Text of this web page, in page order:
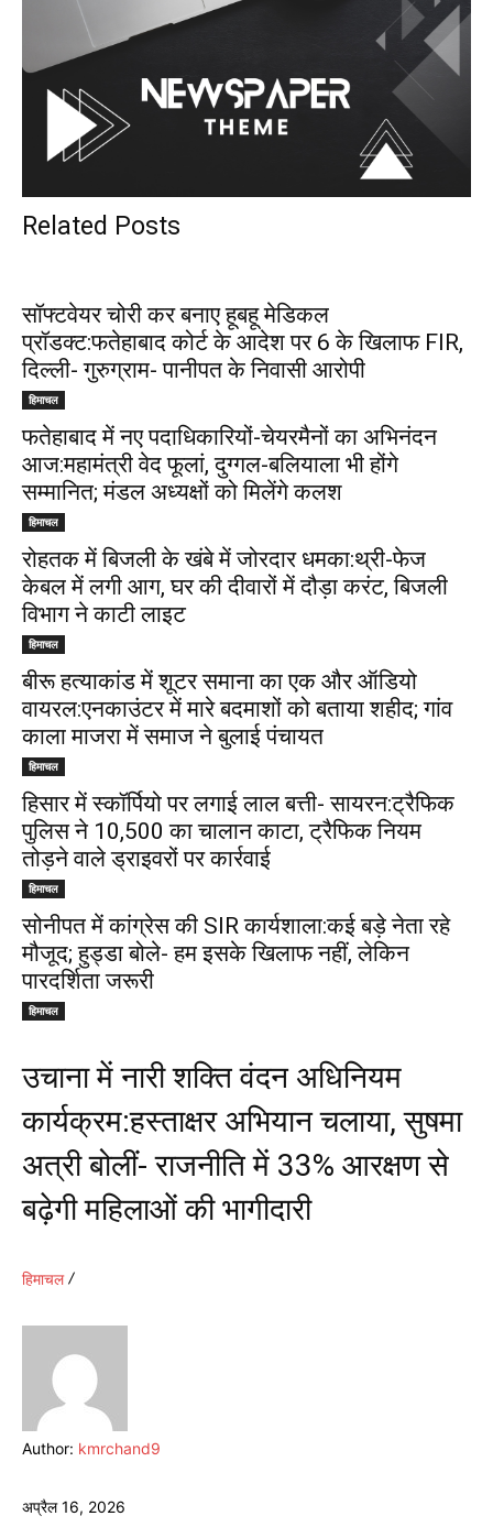
Related Posts
सॉफ्टवेयर चोरी कर बनाए हूबहू मेडिकल
प्रॉडक्ट:फतेहाबाद कोर्ट के आदेश पर 6 के खिलाफ FIR,
दिल्ली- गुरुग्राम- पानीपत के निवासी आरोपी
हिमाचल
फतेहाबाद में नए पदाधिकारियों-चेयरमैनों का अभिनंदन
आज:महामंत्री वेद फूलां, दुग्गल-बलियाला भी होंगे
सम्मानित; मंडल अध्यक्षों को मिलेंगे कलश
हिमाचल
रोहतक में बिजली के खंबे में जोरदार धमका:थ्री-फेज
केबल में लगी आग, घर की दीवारों में दौड़ा करंट, बिजली
विभाग ने काटी लाइट
हिमाचल
बीरू हत्याकांड में शूटर समाना का एक और ऑडियो
वायरल:एनकाउंटर में मारे बदमाशों को बताया शहीद; गांव
काला माजरा में समाज ने बुलाई पंचायत
हिमाचल
हिसार में स्कॉर्पियो पर लगाई लाल बत्ती- सायरन:ट्रैफिक
पुलिस ने ₹10,500 का चालान काटा, ट्रैफिक नियम
तोड़ने वाले ड्राइवरों पर कार्रवाई
हिमाचल
सोनीपत में कांग्रेस की SIR कार्यशाला:कई बड़े नेता रहे
मौजूद; हुड्डा बोले- हम इसके खिलाफ नहीं, लेकिन
पारदर्शिता जरूरी
हिमाचल
उचाना में नारी शक्ति वंदन अधिनियम
कार्यक्रम:हस्ताक्षर अभियान चलाया, सुषमा
अत्री बोलीं- राजनीति में 33% आरक्षण से
बढ़ेगी महिलाओं की भागीदारी
हिमाचल
Author: kmrchand9
अप्रैल 16, 2026